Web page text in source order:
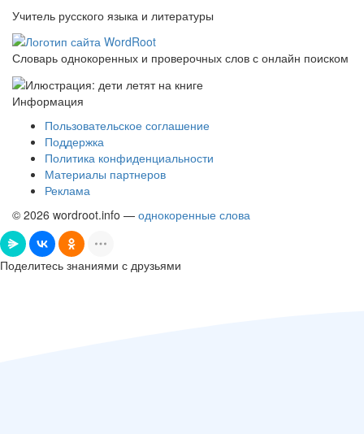
Учитель русского языка и литературы
Словарь однокоренных и проверочных слов с онлайн поиском
Информация
Пользовательское соглашение
Поддержка
Политика конфиденциальности
Материалы партнеров
Реклама
© 2026 wordroot.info — однокоренные слова
Поделитесь знаниями с друзьями